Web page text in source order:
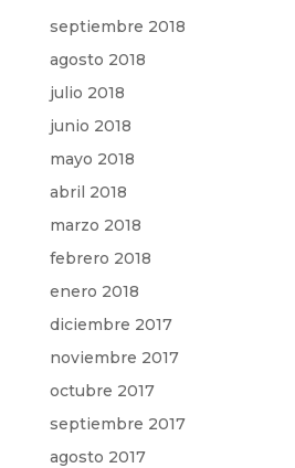
septiembre 2018
agosto 2018
julio 2018
junio 2018
mayo 2018
abril 2018
marzo 2018
febrero 2018
enero 2018
diciembre 2017
noviembre 2017
octubre 2017
septiembre 2017
agosto 2017